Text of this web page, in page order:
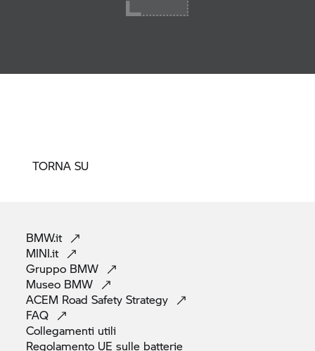
TORNA SU
BMW.it
MINI.it
Gruppo BMW
Museo BMW
ACEM Road SafetyStrategy
FAQ
Collegamenti utili
Regolamento UE sulle batterie